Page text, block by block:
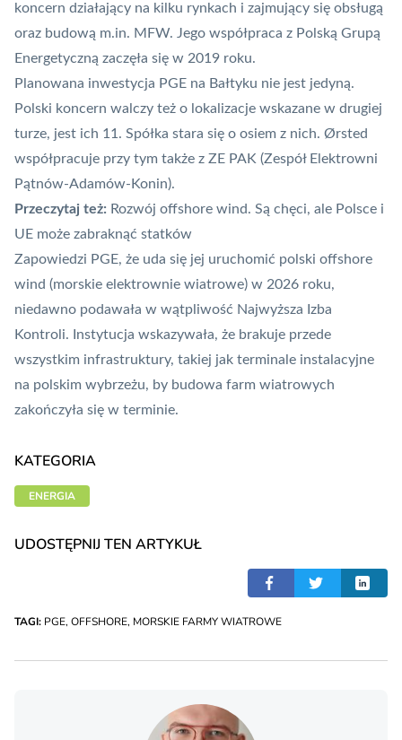
koncern działający na kilku rynkach i zajmujący się obsługą
oraz budową m.in. MFW. Jego współpraca z Polską Grupą
Energetyczną zaczęła się w 2019 roku.
Planowana inwestycja PGE na Bałtyku nie jest jedyną.
Polski koncern walczy też o lokalizacje wskazane w drugiej
turze, jest ich 11. Spółka stara się o osiem z nich. Ørsted
współpracuje przy tym także z ZE PAK (Zespół Elektrowni
Pątnów-Adamów-Konin).
Przeczytaj też: Rozwój offshore wind. Są chęci, ale Polsce i
UE może zabraknąć statków
Zapowiedzi PGE, że uda się jej uruchomić polski offshore
wind (morskie elektrownie wiatrowe) w 2026 roku,
niedawno podawała w wątpliwość Najwyższa Izba
Kontroli. Instytucja wskazywała, że brakuje przede
wszystkim infrastruktury, takiej jak terminale instalacyjne
na polskim wybrzeżu, by budowa farm wiatrowych
zakończyła się w terminie.
KATEGORIA
ENERGIA
UDOSTĘPNIJ TEN ARTYKUŁ
TAGI: PGE, OFFSHORE, MORSKIE FARMY WIATROWE